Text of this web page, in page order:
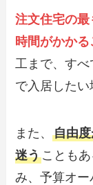
注文住宅の
時間がかか
工まで、す
で入居したい
また、自由
迷うことも
み、予算オー